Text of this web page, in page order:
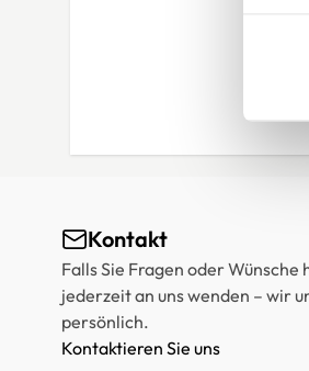
Kontakt
Falls Sie Fragen oder Wünsche
jederzeit an uns wenden – wir
persönlich.
Kontaktieren Sie uns